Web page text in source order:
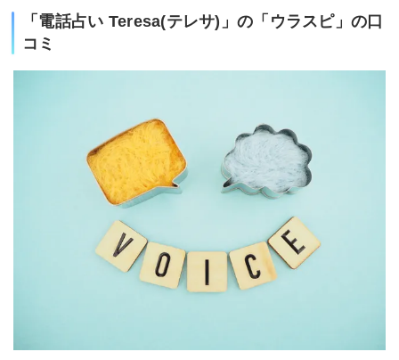
「電話占い Teresa(テレサ)」の「ウラスピ」の口
コミ